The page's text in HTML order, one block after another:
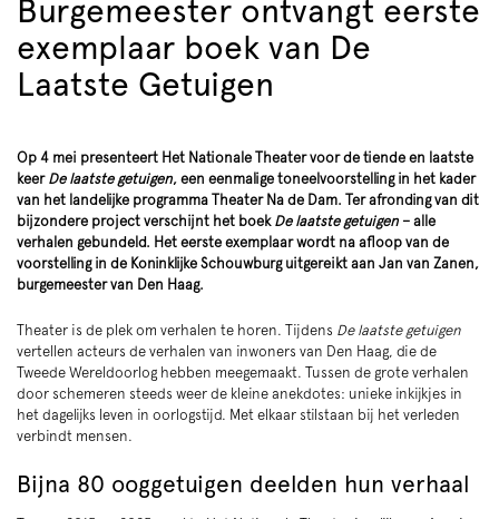
Burgemeester ontvangt eerste
exemplaar boek van De
Laatste Getuigen
Op 4 mei presenteert Het Nationale Theater voor de tiende en laatste
keer De laatste getuigen, een eenmalige toneelvoorstelling in het kader
van het landelijke programma Theater Na de Dam. Ter afronding van dit
bijzondere project verschijnt het boek De laatste getuigen – alle
verhalen gebundeld. Het eerste exemplaar wordt na afloop van de
voorstelling in de Koninklijke Schouwburg uitgereikt aan Jan van Zanen,
burgemeester van Den Haag.
Theater is de plek om verhalen te horen. Tijdens De laatste getuigen
vertellen acteurs de verhalen van inwoners van Den Haag, die de
Tweede Wereldoorlog hebben meegemaakt. Tussen de grote verhalen
door schemeren steeds weer de kleine anekdotes: unieke inkijkjes in
het dagelijks leven in oorlogstijd. Met elkaar stilstaan bij het verleden
verbindt mensen.
Bijna 80 ooggetuigen deelden hun verhaal